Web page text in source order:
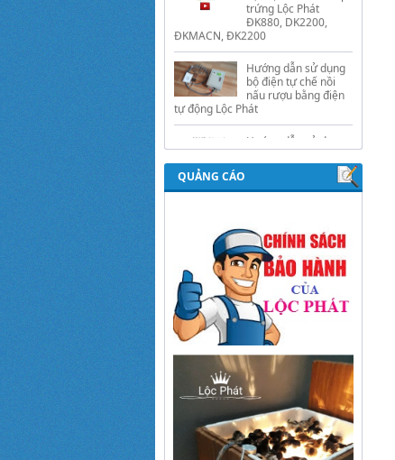
Hướng dẫn sử dụng
bộ điện tự chế nồi
nấu rượu bằng điện
tự động Lộc Phát
Hướng dẫn sử dụng
bộ điều khiển ủ sữa
chua công nghiệp
Lộc Phát
bộ điều khiển độ ẩm
gold, nhiệt độ và ánh
sáng tự động Lộc
QUẢNG CÁO